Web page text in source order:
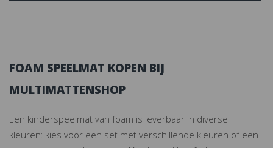
FOAM SPEELMAT KOPEN BIJ
MULTIMATTENSHOP
Een kinderspeelmat van foam is leverbaar in diverse
kleuren: kies voor een set met verschillende kleuren of een